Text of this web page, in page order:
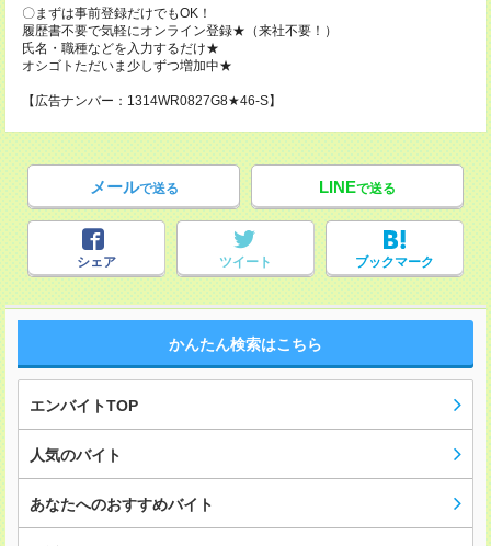
〇まずは事前登録だけでもOK！
履歴書不要で気軽にオンライン登録★（来社不要！）
氏名・職種などを入力するだけ★
オシゴトただいま少しずつ増加中★
【広告ナンバー：1314WR0827G8★46-S】
メールで送る LINEで送る
シェア ツイート ブックマーク
かんたん検索はこちら
エンバイトTOP
人気のバイト
あなたへのおすすめバイト